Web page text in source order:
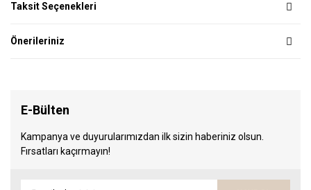
Taksit Seçenekleri
Önerileriniz
E-Bülten
Kampanya ve duyurularımızdan ilk sizin haberiniz olsun.
Fırsatları kaçırmayın!